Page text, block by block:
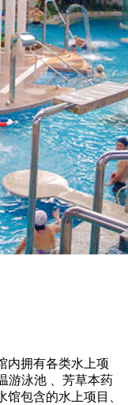
内拥有各类水上项
游泳池 、芳草本药
包含的水上项目、